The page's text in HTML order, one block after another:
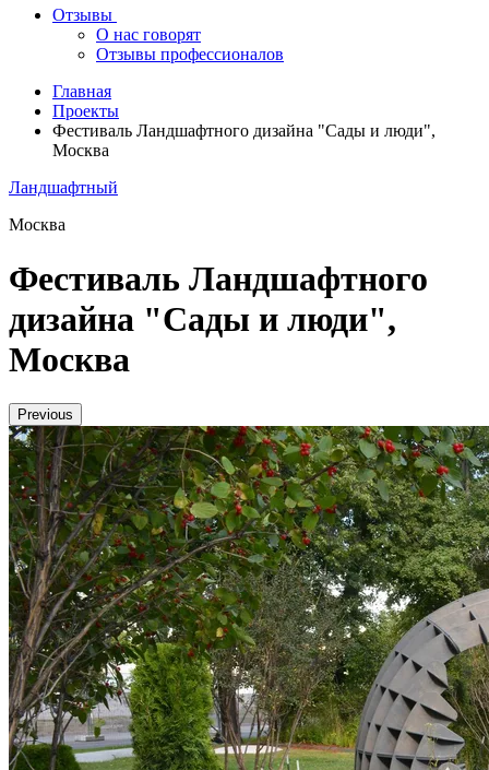
Отзывы
О нас говорят
Отзывы профессионалов
Главная
Проекты
Фестиваль Ландшафтного дизайна "Сады и люди",
Москва
Ландшафтный
Москва
Фестиваль Ландшафтного
дизайна "Сады и люди",
Москва
Previous